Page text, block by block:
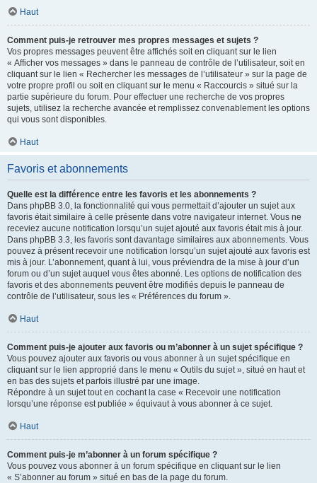
Haut
Comment puis-je retrouver mes propres messages et sujets ?
Vos propres messages peuvent être affichés soit en cliquant sur le lien
« Afficher vos messages » dans le panneau de contrôle de l’utilisateur, soit en
cliquant sur le lien « Rechercher les messages de l’utilisateur » sur la page de
votre propre profil ou soit en cliquant sur le menu « Raccourcis » situé sur la
partie supérieure du forum. Pour effectuer une recherche de vos propres
sujets, utilisez la recherche avancée et remplissez convenablement les options
qui vous sont disponibles.
Haut
Favoris et abonnements
Quelle est la différence entre les favoris et les abonnements ?
Dans phpBB 3.0, la fonctionnalité qui vous permettait d’ajouter un sujet aux
favoris était similaire à celle présente dans votre navigateur internet. Vous ne
receviez aucune notification lorsqu’un sujet ajouté aux favoris était mis à jour.
Dans phpBB 3.3, les favoris sont davantage similaires aux abonnements. Vous
pouvez à présent recevoir une notification lorsqu’un sujet ajouté aux favoris est
mis à jour. L’abonnement, quant à lui, vous préviendra de la mise à jour d’un
forum ou d’un sujet auquel vous êtes abonné. Les options de notification des
favoris et des abonnements peuvent être modifiés depuis le panneau de
contrôle de l’utilisateur, sous les « Préférences du forum ».
Haut
Comment puis-je ajouter aux favoris ou m’abonner à un sujet spécifique ?
Vous pouvez ajouter aux favoris ou vous abonner à un sujet spécifique en
cliquant sur le lien approprié dans le menu « Outils du sujet », situé en haut et
en bas des sujets et parfois illustré par une image.
Répondre à un sujet tout en cochant la case « Recevoir une notification
lorsqu’une réponse est publiée » équivaut à vous abonner à ce sujet.
Haut
Comment puis-je m’abonner à un forum spécifique ?
Vous pouvez vous abonner à un forum spécifique en cliquant sur le lien
« S’abonner au forum » situé en bas de la page du forum.